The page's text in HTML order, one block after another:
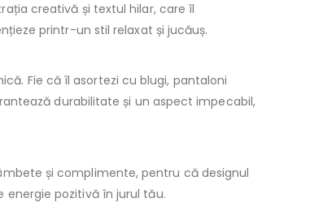
creativă și textul hilar, care îl
printr-un stil relaxat și jucăuș.
Fie că îl asortezi cu blugi, pantaloni
durabilitate și un aspect impecabil,
și complimente, pentru că designul
pozitivă în jurul tău.